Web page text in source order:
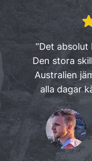
”Det
Den stora
Australien
alla dagar